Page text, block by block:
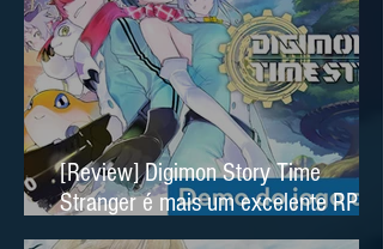
[Review] Digimon Story Time
Stranger é mais um excelente RPG
no Nintendo Switch 2